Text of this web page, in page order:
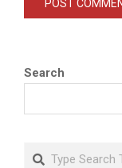
Search
Search